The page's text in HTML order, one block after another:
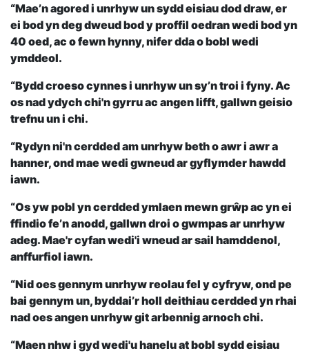
“Mae’n agored i unrhyw un sydd eisiau dod draw, er
ei bod yn deg dweud bod y proffil oedran wedi bod yn
40 oed, ac o fewn hynny, nifer dda o bobl wedi
ymddeol.
“Bydd croeso cynnes i unrhyw un sy’n troi i fyny. Ac
os nad ydych chi'n gyrru ac angen lifft, gallwn geisio
trefnu un i chi.
“Rydyn ni'n cerdded am unrhyw beth o awr i awr a
hanner, ond mae wedi gwneud ar gyflymder hawdd
iawn.
“Os yw pobl yn cerdded ymlaen mewn grŵp ac yn ei
ffindio fe’n anodd, gallwn droi o gwmpas ar unrhyw
adeg. Mae'r cyfan wedi'i wneud ar sail hamddenol,
anffurfiol iawn.
“Nid oes gennym unrhyw reolau fel y cyfryw, ond pe
bai gennym un, byddai’r holl deithiau cerdded yn rhai
nad oes angen unrhyw git arbennig arnoch chi.
“Maen nhw i gyd wedi'u hanelu at bobl sydd eisiau